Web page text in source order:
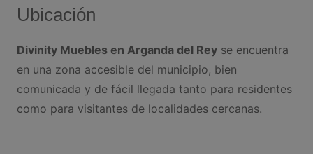
Ubicación
Divinity Muebles en Arganda del Reyse encuentra
en una zona accesible del municipio, bien
comunicada y de fácil llegada tanto para residentes
como para visitantes de localidades cercanas.